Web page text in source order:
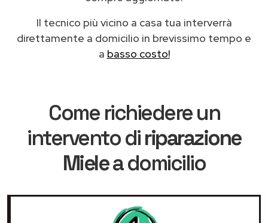
Il tecnico più vicino a casa tua interverrà
direttamente a domicilio in brevissimo tempo e
a basso costo!
Come richiedere un
intervento diriparazione
Mielea domicilio